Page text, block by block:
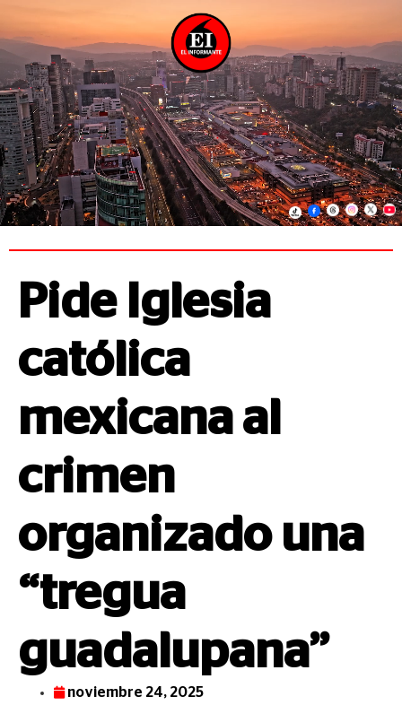
Pide Iglesia
católica
mexicana al
crimen
organizado una
“tregua
guadalupana”
noviembre 24, 2025